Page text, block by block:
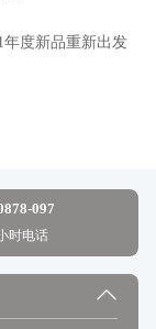
年度新品重新出发
097
时电话